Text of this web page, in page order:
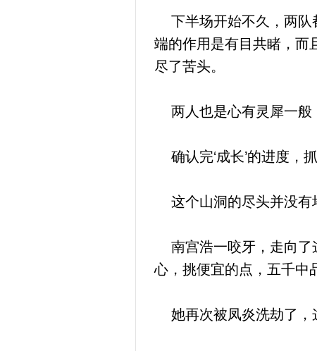
下半场开始不久，两队
端的作用是有目共睹，而
尽了苦头。
两人也是心有灵犀一般
确认完‘成长’的进度，
这个山洞的尽头并没有
南宫浩一咬牙，走向了
心，挑便宜的点，五千中
她再次被凤炎洗劫了，